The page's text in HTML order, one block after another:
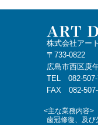
株式会社アー
〒733-0822
広島市西区庚
TEL 082-507-
FAX 082-
<主な業務内容>
歯冠修復、及び